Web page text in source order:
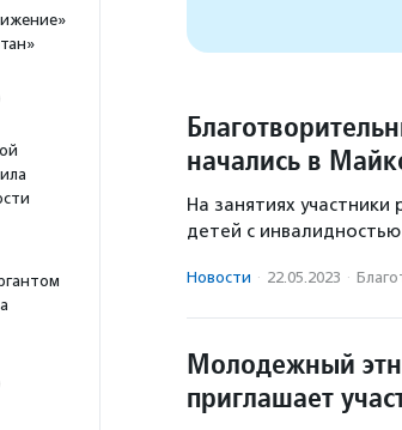
начались в
На занятиях
детей с
Новости · 22.05.2023 ·
Молодежный
приглашает